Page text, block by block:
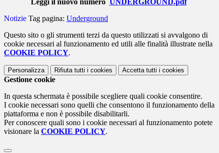
Leggi il nuovo numero UNDERGROUND.pdf
Notizie Tag pagina: Underground
Questo sito o gli strumenti terzi da questo utilizzati si avvalgono di
cookie necessari al funzionamento ed utili alle finalità illustrate nella
COOKIE POLICY.
Personalizza Rifiuta tutti i cookies Accetta tutti i cookies
Gestione cookie
In questa schermata è possibile scegliere quali cookie consentire.
I cookie necessari sono quelli che consentono il funzionamento della
piattaforma e non è possibile disabilitarli.
Per conoscere quali sono i cookie necessari al funzionamento potete
visionare la COOKIE POLICY.